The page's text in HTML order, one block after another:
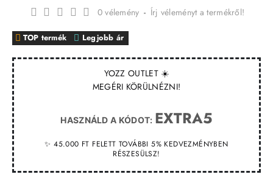
YOZZ OUTLET ☀️
MEGÉRI KÖRÜLNÉZNI!
HASZNÁLD A KÓDOT: EXTRA5
✨ 45.000 FT FELETT TOVÁBBI 5% KEDVEZMÉNYBEN
RÉSZESÜLSZ!
TOP termék Legjobb ár
0 vélemény - Írj véleményt a termékről!